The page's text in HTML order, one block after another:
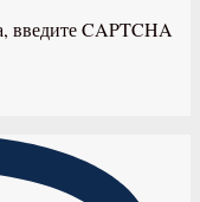
введите CAPTCHA